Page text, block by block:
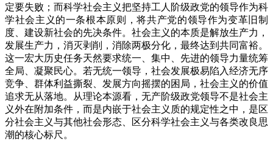
定要失败；而科学社会主义把坚持工人阶级政党的领导作为科
学社会主义的一条根本原则，将共产党的领导作为变革旧制
度、建设新社会的先决条件。社会主义的本质是解放生产力，
发展生产力，消灭剥削，消除两极分化，最终达到共同富裕。
这一宏大历史任务天然要求统一、集中、先进的领导力量统筹
全局、凝聚民心。若无统一领导，社会发展极易陷入经济无序
竞争、群体利益撕裂、发展方向摇摆的困局，社会主义的价值
追求无从落地。从理论本源看，无产阶级政党领导不是社会主
义外在附加条件，而是内嵌于社会主义质的规定性之中，是区
分社会主义与其他社会形态、区分科学社会主义与各类改良思
潮的核心标尺。